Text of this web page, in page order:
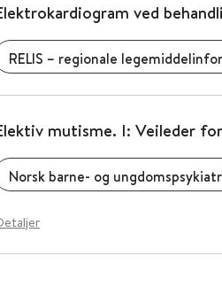
ved
RELIS – regionale
mutisme. I: Veileder
Norsk barne- og